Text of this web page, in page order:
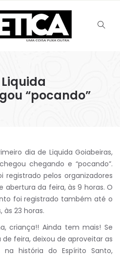
“pocando”
dia de Liquida Goiabeiras,
chegando e “pocando”.
pelos organizadores
abertura da feira, às 9 horas. O
foi registrado também até o
23 horas.
criança!! Ainda tem mais! Se
feira, deixou de aproveitar as
na história do Espírito Santo,